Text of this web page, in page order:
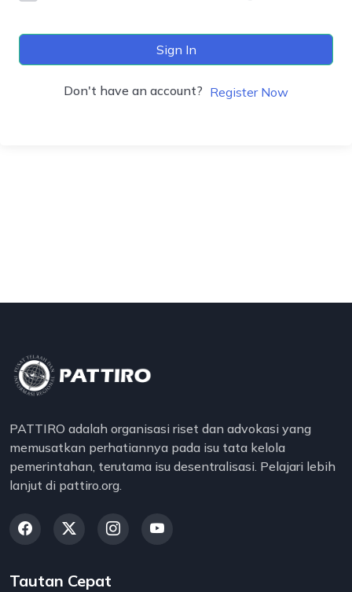
Sign In
Don't have an account? Register Now
PATTIRO adalah organisasi riset dan advokasi yang
memusatkan perhatiannya pada isu tata kelola
pemerintahan, terutama isu desentralisasi. Pelajari lebih
lanjut di pattiro.org.
Tautan Cepat